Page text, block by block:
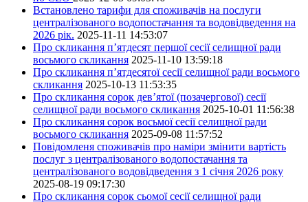
Встановлено тарифи для споживачів на послуги
централізованого водопостачання та водовідведення на
2026 рік. 2025-11-11 14:53:07
Про скликання п’ятдесят першої сесії селищної ради
восьмого скликання 2025-11-10 13:59:18
Про скликання п’ятдесятої сесії селищної ради восьмого
скликання 2025-10-13 11:53:35
Про скликання сорок дев’ятої (позачергової) сесії
селищної ради восьмого скликання 2025-10-01 11:56:38
Про скликання сорок восьмої сесії селищної ради
восьмого скликання 2025-09-08 11:57:52
Повідомленя споживачів про наміри змінити вартість
послуг з централізованого водопостачання та
централізованого водовідведення з 1 січня 2026 року
2025-08-19 09:17:30
Про скликання сорок сьомої сесії селищної ради